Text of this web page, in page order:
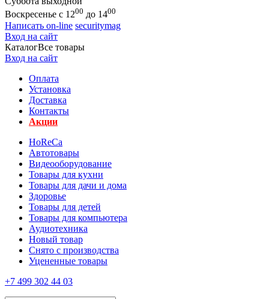
Воскресенье с 1200 до 1400
Написать on-line securitymag
Вход на сайт
КаталогВсе товары
Вход на сайт
Оплата
Установка
Доставка
Контакты
Акции
HoReCa
Автотовары
Видеооборудование
Товары для кухни
Товары для дачи и дома
Здоровье
Товары для детей
Товары для компьютера
Аудиотехника
Новый товар
Снято с производства
Уцененные товары
+7 499 302 44 03